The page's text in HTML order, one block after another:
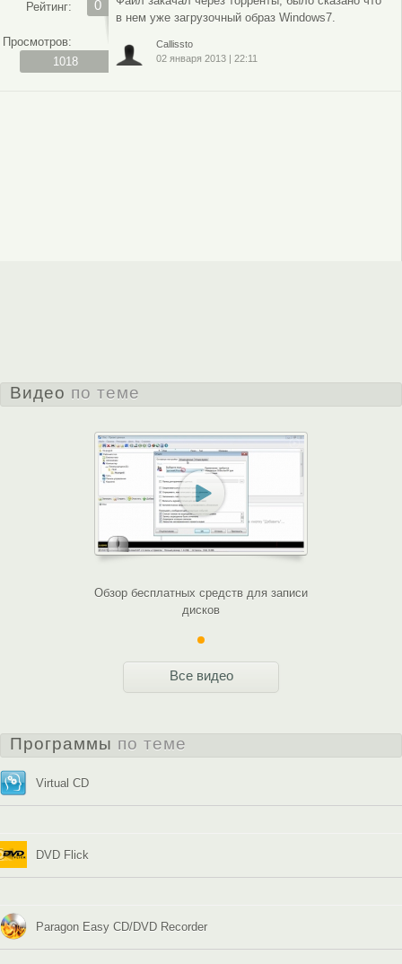
Рейтинг: 0
Просмотров:
1018
в нем уже загрузочный образ Windows7.
Callissto
02 января 2013| 22:11
Видео по теме
Обзор бесплатных средств для записи
дисков
Все видео
Программы по теме
Virtual CD
DVD Flick
Paragon Easy CD/DVD Recorder